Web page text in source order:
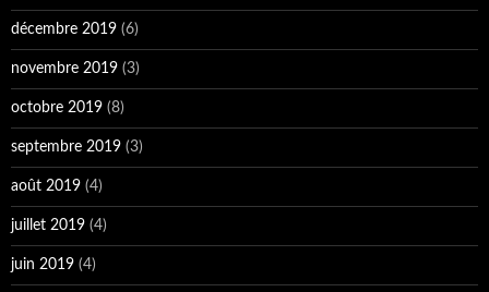
décembre 2019 (6)
novembre 2019 (3)
octobre 2019 (8)
septembre 2019 (3)
août 2019 (4)
juillet 2019 (4)
juin 2019 (4)